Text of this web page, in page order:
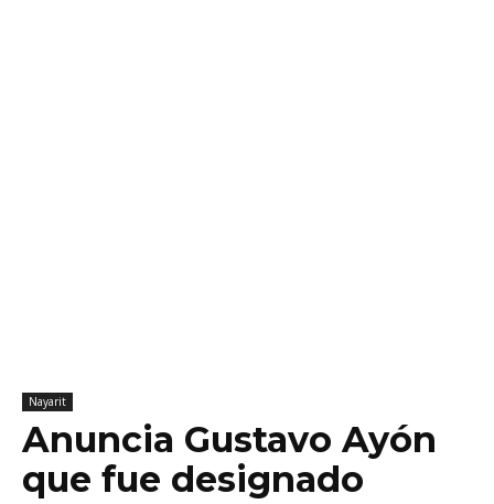
Nayarit
Anuncia Gustavo Ayón
que fue designado